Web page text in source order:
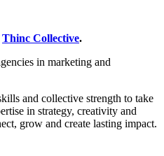
Thinc Collective.
in marketing and
and collective strength to take
in strategy, creativity and
grow and create lasting impact.